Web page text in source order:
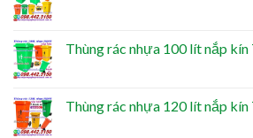
Thùng rác nhựa 100 lít nắp kín
Thùng rác nhựa 120 lít nắp kín